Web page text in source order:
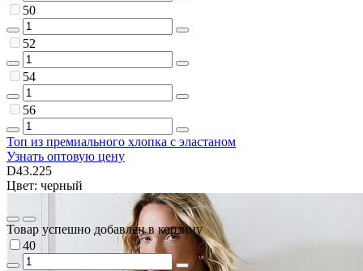
50
52
54
56
Топ из премиального хлопка с эластаном
Узнать оптовую цену
D43.225
Цвет: черный
Товар успешно добавлен в корзину
40